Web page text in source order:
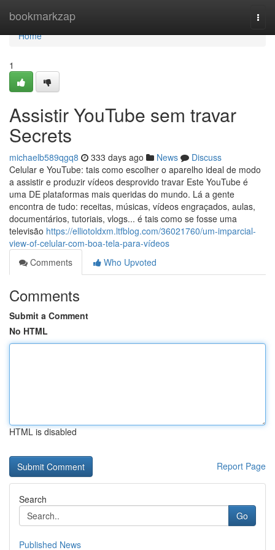
bookmarkzap
Home
Home
1
Assistir YouTube sem travar
Secrets
michaelb589qgq8 333 days ago News
Discuss
Celular e YouTube: tais como escolher o aparelho ideal de modo
a assistir e produzir vídeos desprovido travar Este YouTube é
uma DE plataformas mais queridas do mundo. Lá a gente
encontra de tudo: receitas, músicas, vídeos engraçados, aulas,
documentários, tutoriais, vlogs... é tais como se fosse uma
televisão https://elliotoldxm.ltfblog.com/36021760/um-imparcial-
view-of-celular-com-boa-tela-para-vídeos
Comments
Who Upvoted
Comments
Submit a Comment
No HTML
HTML is disabled
Report Page
Search
Go
Published News